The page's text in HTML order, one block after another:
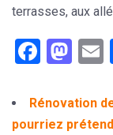
terrasses, aux
Rénovation
pourriez